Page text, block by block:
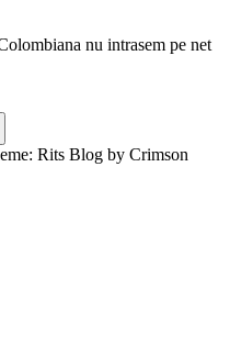
nu intrasem pe net
Rits Blog by Crimson